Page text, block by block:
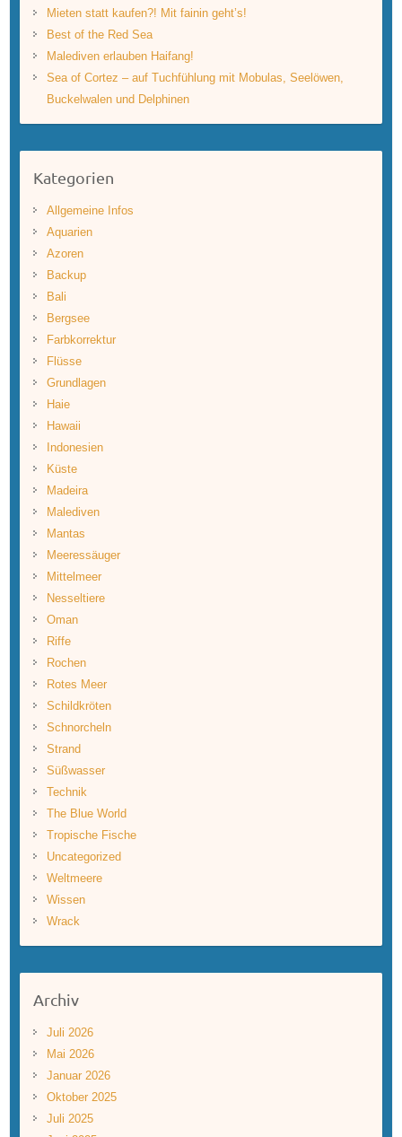
Mieten statt kaufen?! Mit fainin geht’s!
Best of the Red Sea
Malediven erlauben Haifang!
Sea of Cortez – auf Tuchfühlung mit Mobulas, Seelöwen,
Buckelwalen und Delphinen
Kategorien
Allgemeine Infos
Aquarien
Azoren
Backup
Bali
Bergsee
Farbkorrektur
Flüsse
Grundlagen
Haie
Hawaii
Indonesien
Küste
Madeira
Malediven
Mantas
Meeressäuger
Mittelmeer
Nesseltiere
Oman
Riffe
Rochen
Rotes Meer
Schildkröten
Schnorcheln
Strand
Süßwasser
Technik
The Blue World
Tropische Fische
Uncategorized
Weltmeere
Wissen
Wrack
Archiv
Juli 2026
Mai 2026
Januar 2026
Oktober 2025
Juli 2025